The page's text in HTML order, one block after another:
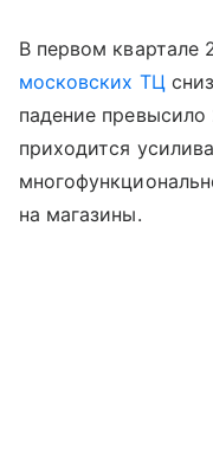
В первом квартале
московских ТЦ
падение
приходится
на магазины.